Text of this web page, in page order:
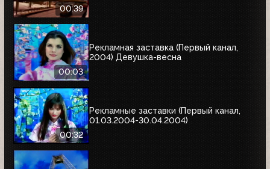
00:39
00:03
Рекламная заставка (Первый канал,
2004) Девушка-весна
00:32
Рекламные заставки (Первый канал,
01.03.2004-30.04.2004)